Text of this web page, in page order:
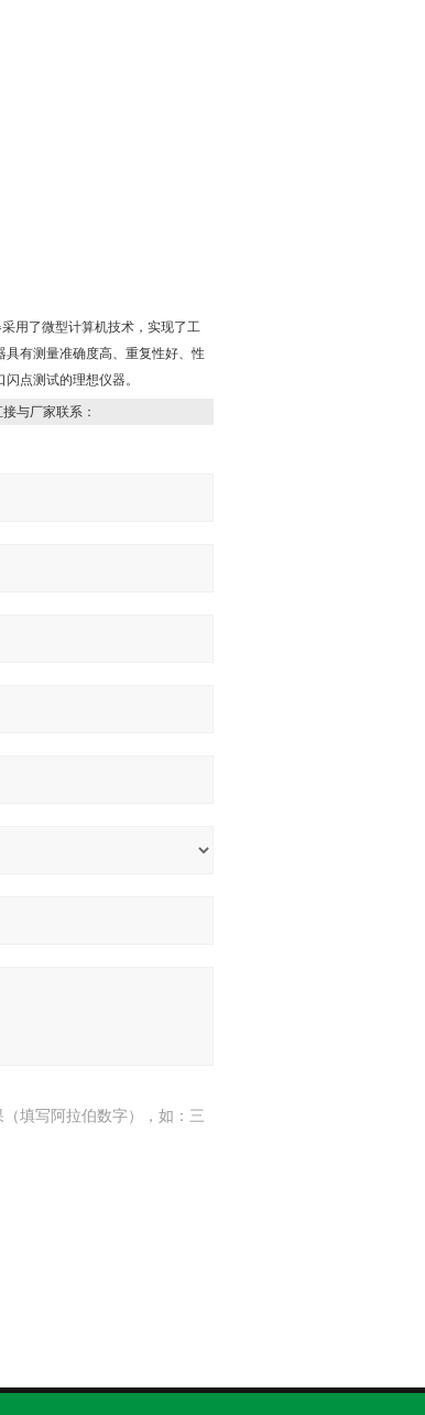
用了微型计算机技术，实现了工
有测量准确度高、重复性好、性
点测试的理想仪器。
与厂家联系：
填写阿拉伯数字），如：三